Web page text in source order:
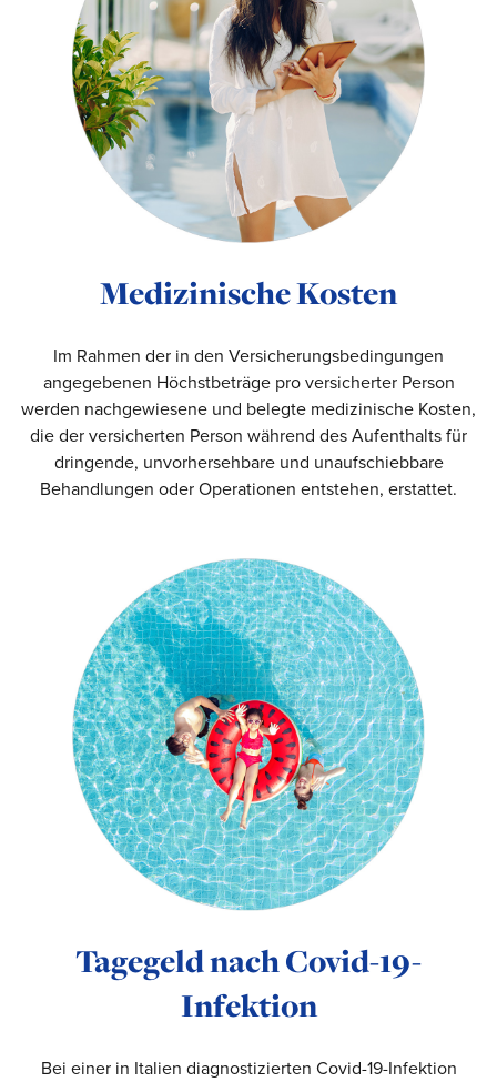
Medizinische Kosten
Im Rahmen der in den Versicherungsbedingungen
angegebenen Höchstbeträge pro versicherter Person
werden nachgewiesene und belegte medizinische Kosten,
die der versicherten Person während des Aufenthalts für
dringende, unvorhersehbare und unaufschiebbare
Behandlungen oder Operationen entstehen, erstattet.
Tagegeld nach Covid-19-
Infektion
Bei einer in Italien diagnostizierten Covid-19-Infektion